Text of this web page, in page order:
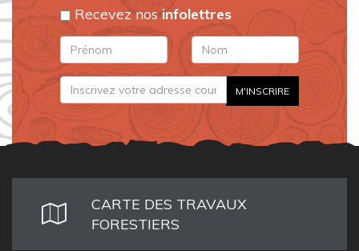
Recevez nosinfolettres
CARTE DES TRAVAUX
FORESTIERS